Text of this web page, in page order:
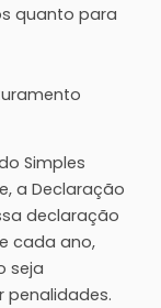
quanto para
Simples
a Declaração
declaração
cada ano,
seja
penalidades.